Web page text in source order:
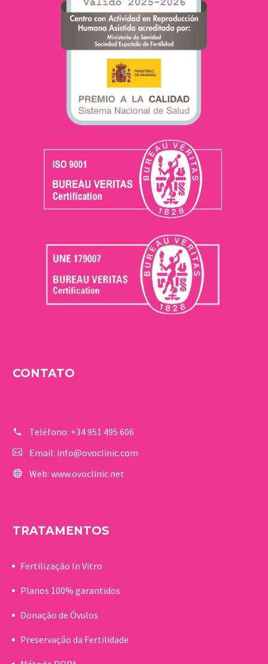
CONTATO
Teléfono: +34 951 495 606
Email: info@ovoclinic.com
Web: www.ovoclinic.net
TRATAMENTOS
Fertilização In Vitro
Planos 100% garantidos
Donação de Óvulos
Preservação da Fertilidade